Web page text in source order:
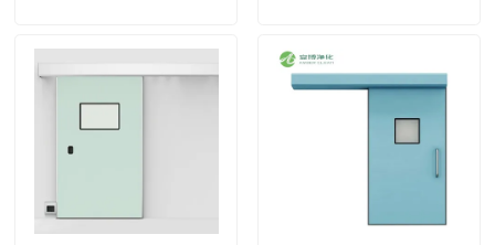
Fabrik-Ausflug
Qualitätskontrolle